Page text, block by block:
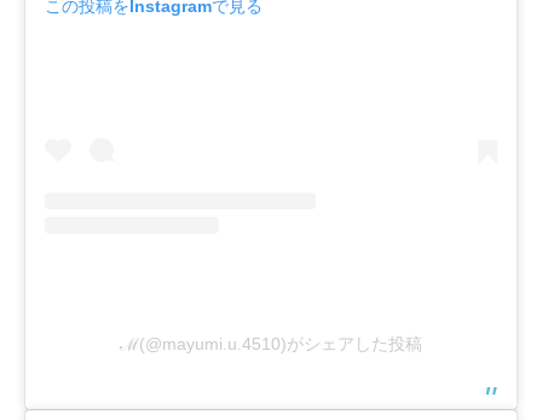
この投稿をInstagramで見る
ℳ(@mayumi.u.4510)がシェアした投稿